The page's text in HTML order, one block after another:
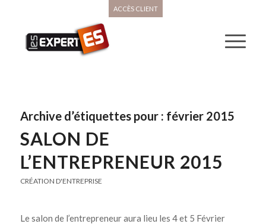
ACCÈS CLIENT
Archive d’étiquettes pour : février 2015
SALON DE
L’ENTREPRENEUR 2015
CRÉATION D'ENTREPRISE
Le salon de l’entrepreneur aura lieu les 4 et 5 Février